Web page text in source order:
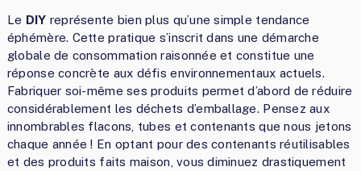
Le DIY représente bien plus qu’une simple tendance
éphémère. Cette pratique s’inscrit dans une démarche
globale de consommation raisonnée et constitue une
réponse concrète aux défis environnementaux actuels.
Fabriquer soi-même ses produits permet d’abord de réduire
considérablement les déchets d’emballage. Pensez aux
innombrables flacons, tubes et contenants que nous jetons
chaque année ! En optant pour des contenants réutilisables
et des produits faits maison, vous diminuez drastiquement